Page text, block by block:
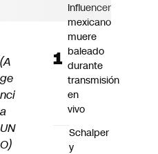
(A
ge
nci
a
UN
O)
Influencer
mexicano
muere
baleado
durante
transmisión
en
vivo
Schalper
y